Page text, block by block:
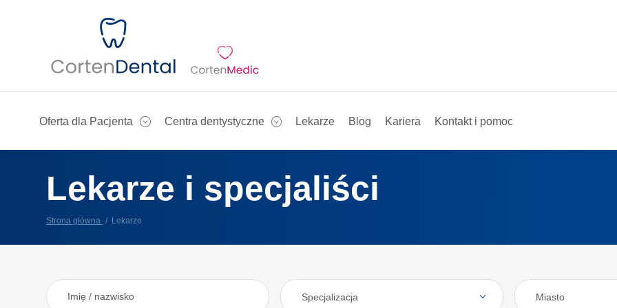
Oferta dla Pacjenta Centra dentystyczne Lekarze Blog Kariera Kontakt i pomoc
Lekarze i specjaliści
Strona główna Lekarze
Specjalizacja Miasto